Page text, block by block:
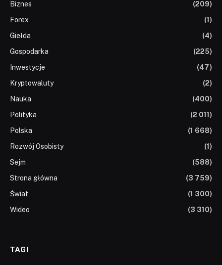
Biznes
(209)
Forex
(1)
Giełda
(4)
Gospodarka
(225)
Inwestycje
(47)
Kryptowaluty
(2)
Nauka
(400)
Polityka
(2 011)
Polska
(1 668)
Rozwój Osobisty
(1)
Sejm
(588)
Strona główna
(3 759)
Świat
(1 300)
Wideo
(3 310)
TAGI